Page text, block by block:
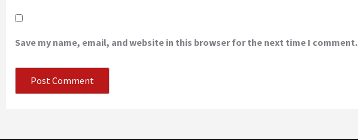
Save my name, email, and website in this browser for the next time I comment.